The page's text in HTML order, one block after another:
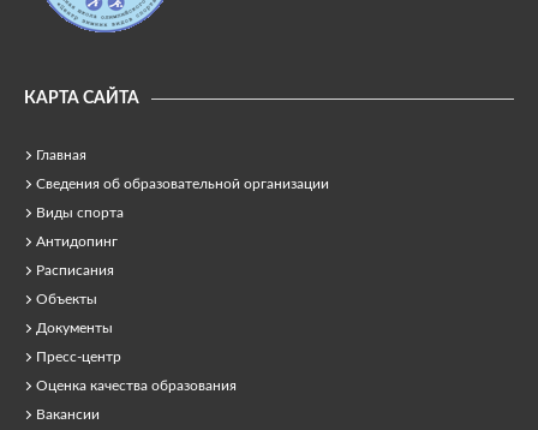
КАРТА САЙТА
Главная
Сведения об образовательной организации
Виды спорта
Антидопинг
Расписания
Объекты
Документы
Пресс-центр
Оценка качества образования
Вакансии